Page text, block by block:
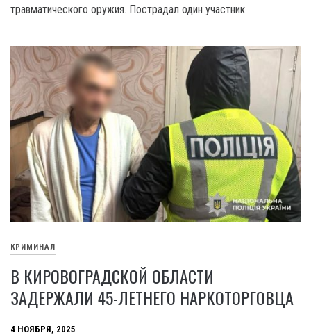
травматического оружия. Пострадал один участник.
КРИМИНАЛ
В КИРОВОГРАДСКОЙ ОБЛАСТИ
ЗАДЕРЖАЛИ 45-ЛЕТНЕГО НАРКОТОРГОВЦА
4 НОЯБРЯ, 2025